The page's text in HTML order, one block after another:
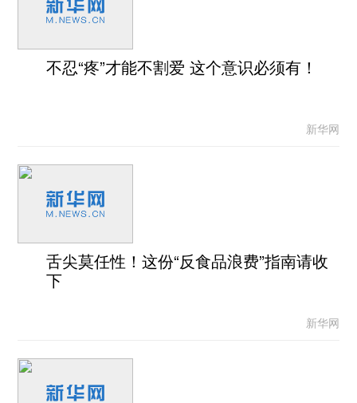
不忍“疼”才能不割爱 这个意识必须有！
新华网
舌尖莫任性！这份“反食品浪费”指南请收
下
新华网